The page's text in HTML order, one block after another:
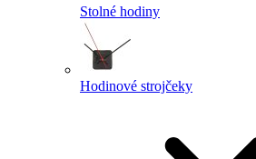
Stolné hodiny
Hodinové strojčeky